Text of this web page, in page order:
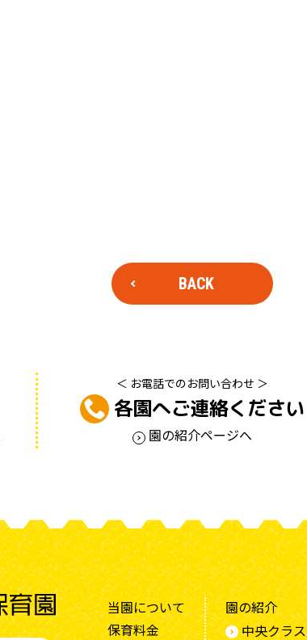
BACK
＜ お電話でのお問い合わせ ＞
各園へご連絡ください
園の紹介ページへ
当園について
保育料金
園の紹介
中央クラス